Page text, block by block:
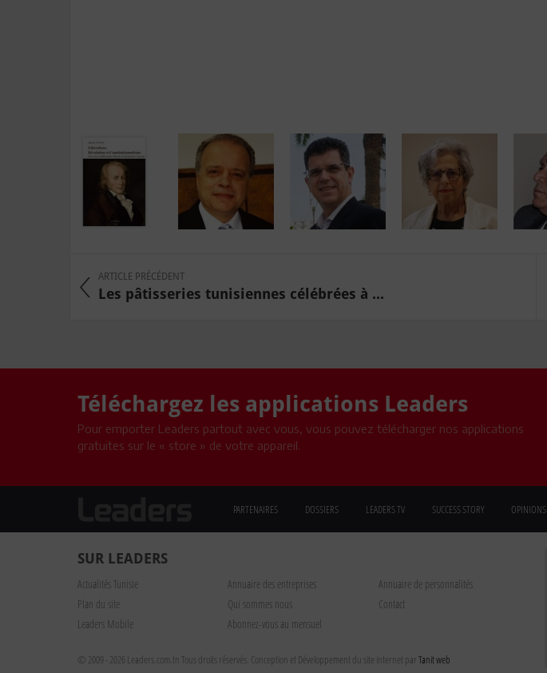
ARTICLE PRÉCÉDENT
Les pâtisseries tunisiennes célébrées à ...
Téléchargez les applications Leaders
Pour emporter Leaders partout avec vous, vous pouvez télécharger nos applications
gratuites sur le « store » de votre appareil.
PARTENAIRES DOSSIERS LEADERS TV SUCCESS STORY OPINIONS
SUR LEADERS
Actualités Tunisie Annuaire des entreprises
Annuaire de personnalités
Plan du site
Qui sommes nous
Contact
Leaders Mobile
Abonnez-vous au mensuel
© 2009 - 2026 Leaders.com.tn Tous droits réservés. Conception et Développement du site internet parTanit web